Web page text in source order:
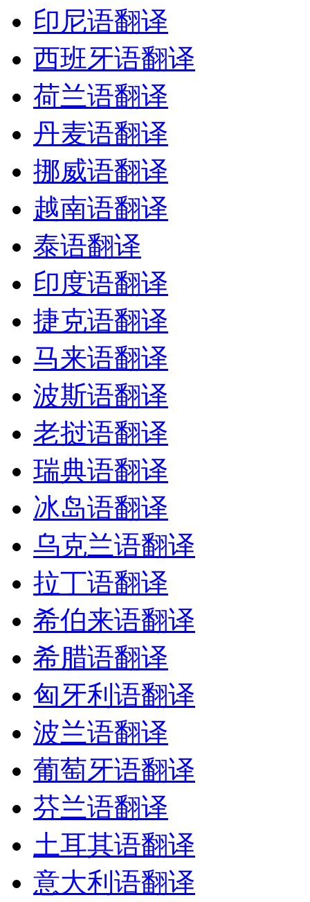
印尼语翻译
西班牙语翻译
荷兰语翻译
丹麦语翻译
挪威语翻译
越南语翻译
泰语翻译
印度语翻译
捷克语翻译
马来语翻译
波斯语翻译
老挝语翻译
瑞典语翻译
冰岛语翻译
乌克兰语翻译
拉丁语翻译
希伯来语翻译
希腊语翻译
匈牙利语翻译
波兰语翻译
葡萄牙语翻译
芬兰语翻译
土耳其语翻译
意大利语翻译